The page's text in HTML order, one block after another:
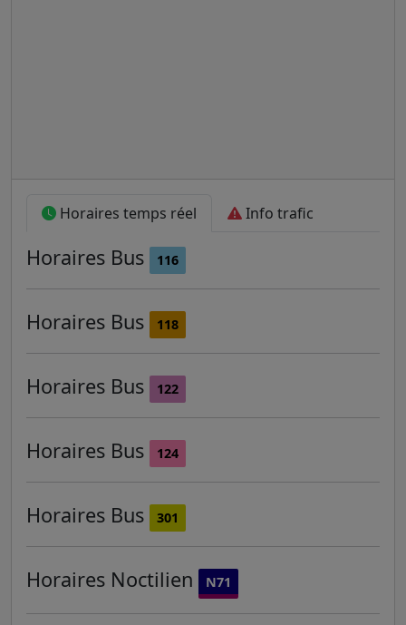
Horaires temps réel Info trafic
Horaires Bus 116
Horaires Bus 118
Horaires Bus 122
Horaires Bus 124
Horaires Bus 301
Horaires Noctilien N71